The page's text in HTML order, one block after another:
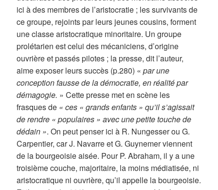
ici à des membres de l’aristocratie ; les survivants de
ce groupe, rejoints par leurs jeunes cousins, forment
une classe aristocratique minoritaire. Un groupe
prolétarien est celui des mécaniciens, d’origine
ouvrière et passés pilotes ; la presse, dit l’auteur,
aime exposer leurs succès (p.280) «par une
conception fausse de la démocratie, en réalité par
démagogie. » Cette presse met en scène les
frasques de « ces « grands enfants » qu’il s’agissait
de rendre « populaires » avec une petite touche de
dédain ». On peut penser ici à R. Nungesser ou G.
Carpentier, car J. Navarre et G. Guynemer viennent
de la bourgeoisie aisée. Pour P. Abraham, il y a une
troisième couche, majoritaire, la moins médiatisée, ni
aristocratique ni ouvrière, qu’il appelle la bourgeoisie.